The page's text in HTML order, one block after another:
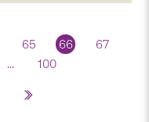
65 66
67
... 100